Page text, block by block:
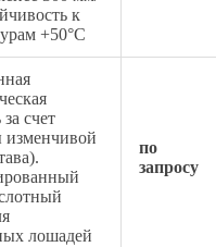
к
+50°C
счет
лошадей
по
запросу